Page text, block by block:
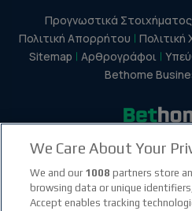
Προγνωστικά Στοιχήματος
Πολιτική Απορρήτου
Sitemap
Αρθρογράφοι
Bethome
instagram
We Care About Your
We and our 1008 partners store
browsing data or unique
Accept enables tracking